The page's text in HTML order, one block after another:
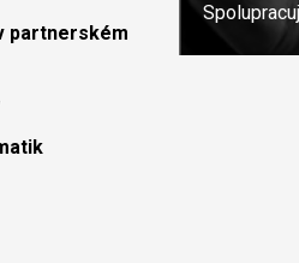
partnerském